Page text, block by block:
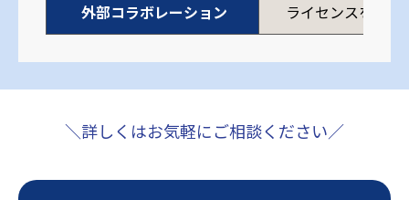
外部コラボレーション ライセンスを消費
＼詳しくはお気軽にご相談ください／